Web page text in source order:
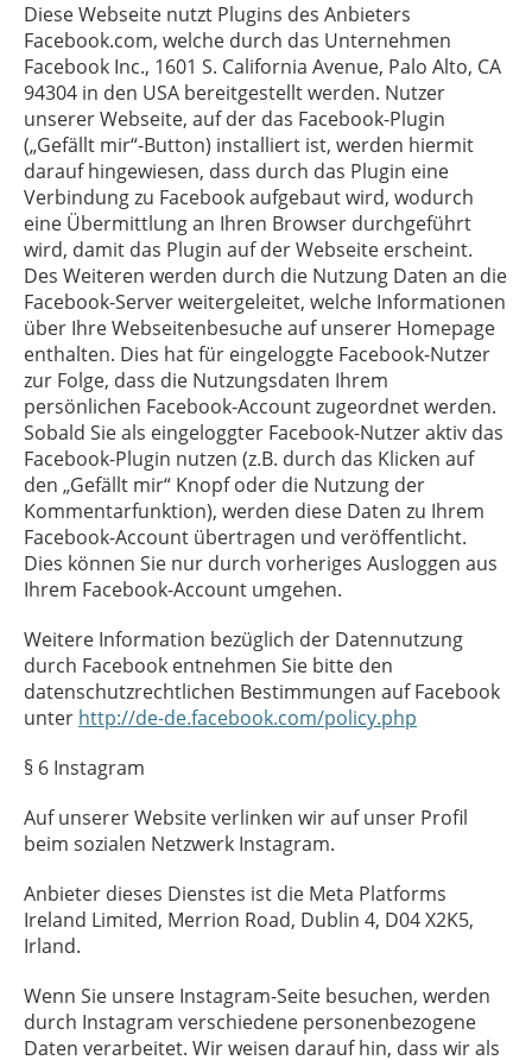
Diese Webseite nutzt Plugins des Anbieters
Facebook.com, welche durch das Unternehmen
Facebook Inc., 1601 S. California Avenue, Palo Alto, CA
94304 in den USA bereitgestellt werden. Nutzer
unserer Webseite, auf der das Facebook-Plugin
(„Gefällt mir“-Button) installiert ist, werden hiermit
darauf hingewiesen, dass durch das Plugin eine
Verbindung zu Facebook aufgebaut wird, wodurch
eine Übermittlung an Ihren Browser durchgeführt
wird, damit das Plugin auf der Webseite erscheint.
Des Weiteren werden durch die Nutzung Daten an die
Facebook-Server weitergeleitet, welche Informationen
über Ihre Webseitenbesuche auf unserer Homepage
enthalten. Dies hat für eingeloggte Facebook-Nutzer
zur Folge, dass die Nutzungsdaten Ihrem
persönlichen Facebook-Account zugeordnet werden.
Sobald Sie als eingeloggter Facebook-Nutzer aktiv das
Facebook-Plugin nutzen (z.B. durch das Klicken auf
den „Gefällt mir“ Knopf oder die Nutzung der
Kommentarfunktion), werden diese Daten zu Ihrem
Facebook-Account übertragen und veröffentlicht.
Dies können Sie nur durch vorheriges Ausloggen aus
Ihrem Facebook-Account umgehen.
Weitere Information bezüglich der Datennutzung
durch Facebook entnehmen Sie bitte den
datenschutzrechtlichen Bestimmungen auf Facebook
unter http://de-de.facebook.com/policy.php
§ 6 Instagram
Auf unserer Website verlinken wir auf unser Profil
beim sozialen Netzwerk Instagram.
Anbieter dieses Dienstes ist die Meta Platforms
Ireland Limited, Merrion Road, Dublin 4, D04 X2K5,
Irland.
Wenn Sie unsere Instagram-Seite besuchen, werden
durch Instagram verschiedene personenbezogene
Daten verarbeitet. Wir weisen darauf hin, dass wir als